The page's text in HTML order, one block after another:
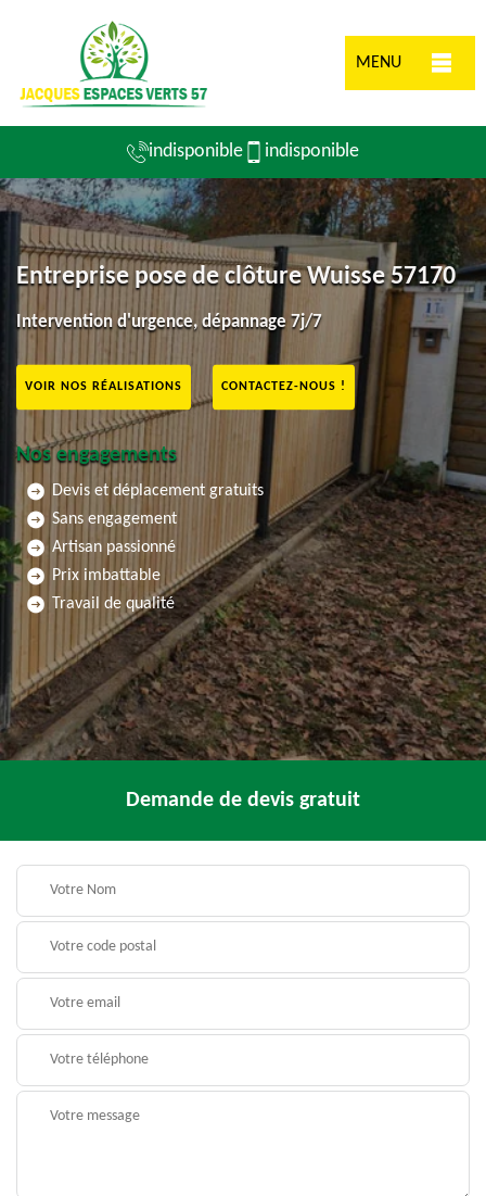
MENU
indisponible indisponible
Entreprise pose de clôture Wuisse 57170
Intervention d'urgence, dépannage 7j/7
VOIR NOS RÉALISATIONS CONTACTEZ-NOUS !
Nos engagements
Devis et déplacement gratuits
Sans engagement
Artisan passionné
Prix imbattable
Travail de qualité
Demande de devis gratuit